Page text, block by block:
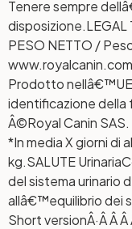
Tenere sempre
disposizione.LEGAL
PESO NETTO /
www.royalcanin.com
Prodotto nellâ€™UE
identificazione della
Â©Royal Canin
*In media X giorni di
kg.SALUTE Urinaria
del sistema urinario
allâ€™equilibrio dei
Short versionÂ·Â Â